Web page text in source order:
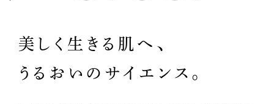
美しく生きる肌へ、
うるおいのサイエンス。